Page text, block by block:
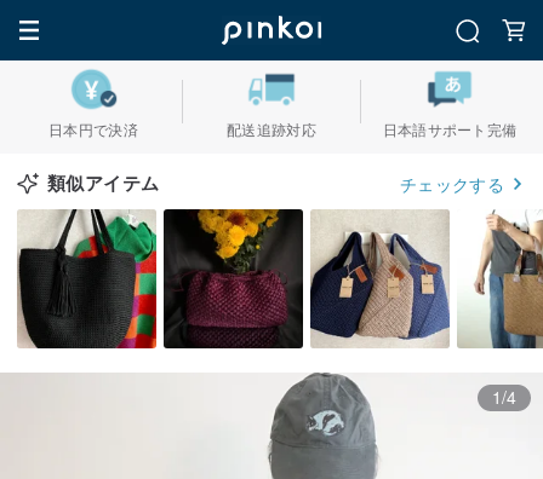
日本円で決済 配送追跡対応 日本語サポート完備
類似アイテム チェックする
1/4